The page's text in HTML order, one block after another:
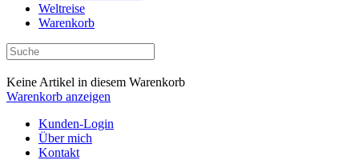
Weltreise
Warenkorb
Keine Artikel in diesem Warenkorb
Warenkorb anzeigen
Kunden-Login
Über mich
Kontakt